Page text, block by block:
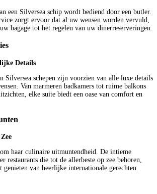
een Silversea schip wordt bediend door een butler.
zorgt ervoor dat al uw wensen worden vervuld,
bagage tot het regelen van uw dinerreserveringen.
Details
Silversea schepen zijn voorzien van alle luxe details
Van marmeren badkamers tot ruime balkons
elke suite biedt een oase van comfort en
haar culinaire uitmuntendheid. De intieme
restaurants die tot de allerbeste op zee behoren,
genieten van heerlijke internationale gerechten.